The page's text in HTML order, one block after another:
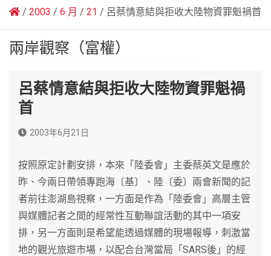
2003 6 月 21 呂蔡情意結與拒收大陸物資罪魁禍首
兩岸觀察（富權）
呂蔡情意結與拒收大陸物資罪魁禍
首
2003年6月21日
按照原定計劃安排，本來「陸委會」主委蔡英文是應於
昨、今兩日帶領專跑海〔基〕、陸〔委〕兩會新聞的記
者前往澎湖島視察，一方面是作為「陸委會」高層主管
與媒體記者之間的經常性互動聯誼活動的其中一項安
排，另一方面則是希望能透過媒體的現場報導，刺激當
地的觀光旅遊市場，以配合台灣當局「SARS後」的經